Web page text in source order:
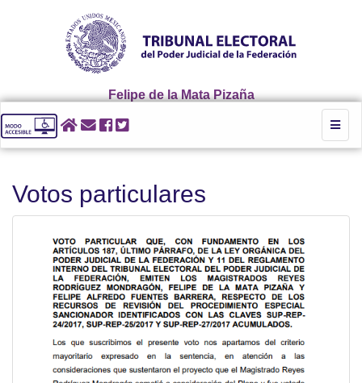
Felipe de la Mata Pizaña
Votos particulares